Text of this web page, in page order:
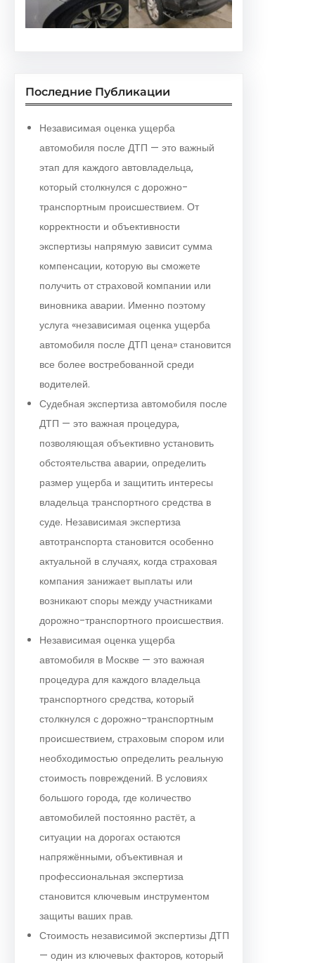
Последние Публикации
Независимая оценка ущерба
автомобиля после ДТП — это важный
этап для каждого автовладельца,
который столкнулся с дорожно-
транспортным происшествием. От
корректности и объективности
экспертизы напрямую зависит сумма
компенсации, которую вы сможете
получить от страховой компании или
виновника аварии. Именно поэтому
услуга «независимая оценка ущерба
автомобиля после ДТП цена» становится
все более востребованной среди
водителей.
Судебная экспертиза автомобиля после
ДТП — это важная процедура,
позволяющая объективно установить
обстоятельства аварии, определить
размер ущерба и защитить интересы
владельца транспортного средства в
суде. Независимая экспертиза
автотранспорта становится особенно
актуальной в случаях, когда страховая
компания занижает выплаты или
возникают споры между участниками
дорожно-транспортного происшествия.
Независимая оценка ущерба
автомобиля в Москве — это важная
процедура для каждого владельца
транспортного средства, который
столкнулся с дорожно-транспортным
происшествием, страховым спором или
необходимостью определить реальную
стоимость повреждений. В условиях
большого города, где количество
автомобилей постоянно растёт, а
ситуации на дорогах остаются
напряжёнными, объективная и
профессиональная экспертиза
становится ключевым инструментом
защиты ваших прав.
Стоимость независимой экспертизы ДТП
— один из ключевых факторов, который